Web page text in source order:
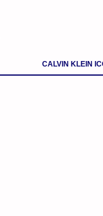
CALVIN KLEIN